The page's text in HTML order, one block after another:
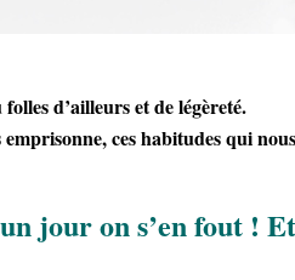
d’ailleurs et de légèreté.
ces habitudes qui
jour on s’en fout !